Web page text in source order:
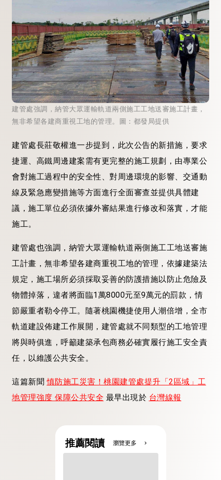
建管處強調，納管大眾運輸軌道兩側施工工地送審施工計畫，
無非希望各建商重視工地的管理。圖：都發局提供
建管處長莊敬權進一步提到，此次公告的新措施，要求
捷運、高鐵周邊建案需有更完整的施工規劃，由專業公
會對施工過程中的安全性、對周邊環境的影響、交通動
線及緊急應變措施等方面進行全面審查並提供具體建
議，施工單位必須依據外審結果進行修改和落實，才能
施工。
建管處也強調，納管大眾運輸軌道兩側施工工地送審施
工計畫，無非希望各建商重視工地的管理，依據建築法
規定，施工場所必須採取妥善的防護措施以防止危險及
物體掉落，違者將面臨1萬8000元至9萬元的罰款，情
節嚴重者勒令停工。隨著桃園機捷使用人潮倍增，全市
軌道建設佈建工作展開，建管處就不同類型的工地管理
將與時俱進，呼籲建築承包商務必確實履行施工安全責
任，以維護公共安全。
這篇新聞慎防施工災害！桃園建管處提升「2區域」工
地管理強度 保障公共安全 最早出現於 台灣線報
推薦閱讀 瀏覽更多 chevron_right